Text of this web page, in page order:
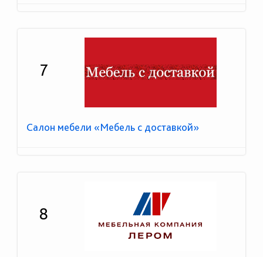
7
Салон мебели «Мебель с доставкой»
8